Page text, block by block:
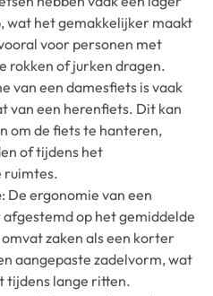
wat het gemakkelijker maakt
voor personen met
rokken of jurken dragen.
van een damesfiets is vaak
van een herenfiets. Dit kan
om de fiets te hanteren,
of tijdens het
ruimtes.
: De ergonomie van een
op het gemiddelde
zaken als een korter
aangepaste zadelvorm, wat
tijdens lange ritten.